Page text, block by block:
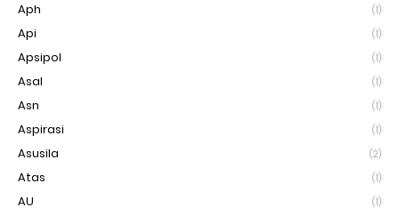
Aph (1)
Api (1)
Apsipol (1)
Asal (1)
Asn (1)
Aspirasi (1)
Asusila (2)
Atas (1)
AU (1)